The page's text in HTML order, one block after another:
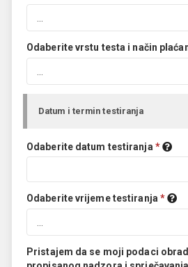
Odaberite vrstu testa i način
Datum i termin testiranja
Odaberite datum testiranja *
Odaberite vrijeme testiranja*
...
Pristajem da se moji podaci